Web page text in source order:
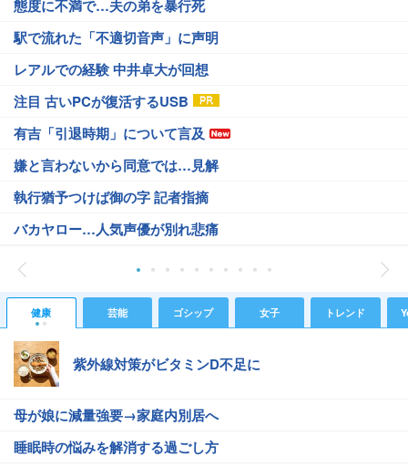
態度に不満で…夫の弟を暴行死
駅で流れた「不適切音声」に声明
レアルでの経験 中井卓大が回想
注目 古いPCが復活するUSB
有吉「引退時期」について言及
嫌と言わないから同意では…見解
執行猶予つけば御の字 記者指摘
バカヤロー…人気声優が別れ悲痛
健康 芸能 ゴシップ 女子 トレンド
紫外線対策がビタミンD不足に
母が娘に減量強要→家庭内別居へ
睡眠時の悩みを解消する過ごし方